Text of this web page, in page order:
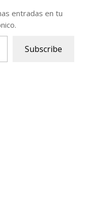
entradas en tu
Subscribe